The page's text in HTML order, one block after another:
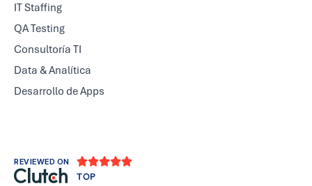
IT Staffing
QA Testing
Consultoría TI
Data & Analítica
Desarrollo de Apps
REVIEWED ON 
TOP